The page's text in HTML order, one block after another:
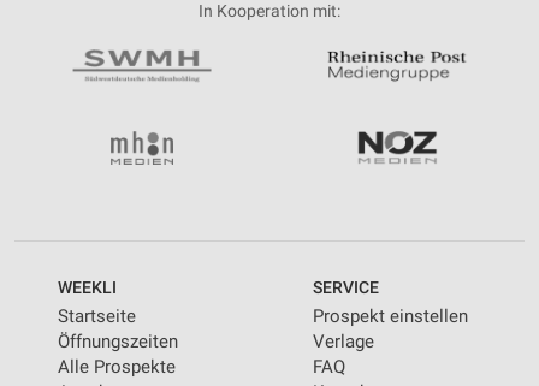
In Kooperation mit:
WEEKLI
Startseite
Öffnungszeiten
Alle Prospekte
SERVICE
Prospekt einstellen
Verlage
FAQ